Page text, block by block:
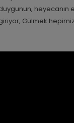
heyecanın
Gülmek